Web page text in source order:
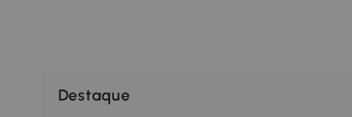
Destaque